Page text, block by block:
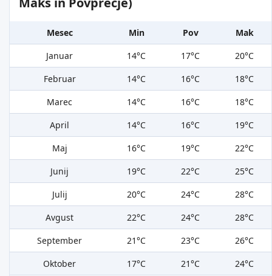
Mesec Min Pov
Mak
Januar
14°C 17°C
20°C
Februar
14°C 16°C
18°C
Marec
14°C 16°C
18°C
April
14°C 16°C
19°C
Maj
16°C 19°C
22°C
Junij
19°C 22°C
25°C
Julij
20°C 24°C
28°C
Avgust
22°C 24°C
28°C
September
21°C 23°C
26°C
Oktober
17°C 21°C
24°C